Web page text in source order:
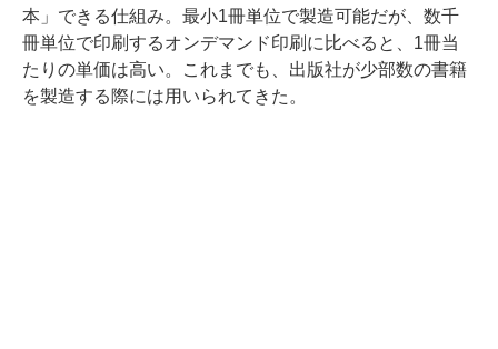
本」できる仕組み。最小1冊単位で製造可能だが、数千
冊単位で印刷するオンデマンド印刷に比べると、1冊当
たりの単価は高い。これまでも、出版社が少部数の書籍
を製造する際には用いられてきた。